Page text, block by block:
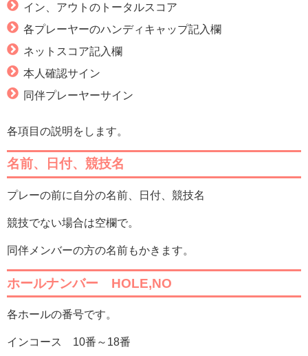
イン、アウトのトータルスコア
各プレーヤーのハンディキャップ記入欄
ネットスコア記入欄
本人確認サイン
同伴プレーヤーサイン
各項目の説明をします。
名前、日付、競技名
プレーの前に自分の名前、日付、競技名
競技でない場合は空欄で。
同伴メンバーの方の名前もかきます。
ホールナンバー HOLE,NO
各ホールの番号です。
インコース 10番～18番